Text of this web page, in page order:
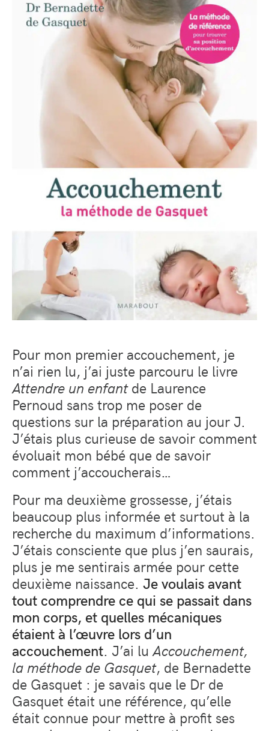
Pour mon premier accouchement, je
n’ai rien lu, j’ai juste parcouru le livre
Attendre un enfantde Laurence
Pernoud sans trop me poser de
questions sur la préparation au jour J.
J’étais plus curieuse de savoir comment
évoluait mon bébé que de savoir
comment j’accoucherais…
Pour ma deuxième grossesse, j’étais
beaucoup plus informée et surtout à la
recherche du maximum d’informations.
J’étais consciente que plus j’en saurais,
plus je me sentirais armée pour cette
deuxième naissance. Je voulais avant
tout comprendre ce qui se passait dans
mon corps, et quelles mécaniques
étaient à l’œuvre lors d’un
accouchement. J’ai lu Accouchement,
la méthode de Gasquet, de Bernadette
de Gasquet : je savais que le Dr de
Gasquet était une référence, qu’elle
était connue pour mettre à profit ses